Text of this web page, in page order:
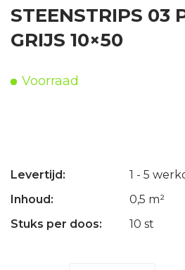
STEENSTRIPS 03
GRIJS 10×50
Voorraad
Levertijd:
1 - 5
Inhoud:
0,5 m²
Stuks per doos:
10 st